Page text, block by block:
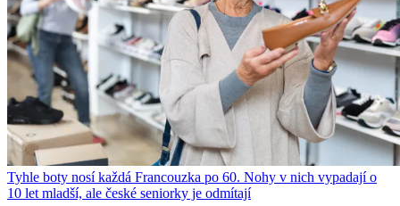
Tyhle boty nosí každá Francouzka po 60. Nohy v nich vypadají o
10 let mladší, ale české seniorky je odmítají